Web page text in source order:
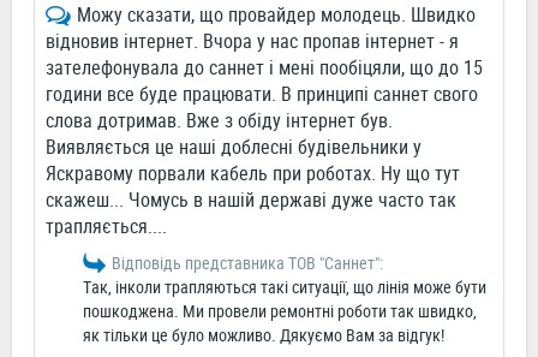
Можу сказати, що провайдер молодець. Швидко
відновив інтернет. Вчора у нас пропав інтернет - я
зателефонувала до саннет і мені пообіцяли, що до 15
години все буде працювати. В принципі саннет свого
слова дотримав. Вже з обіду інтернет був.
Виявляється це наші доблесні будівельники у
Яскравому порвали кабель при роботах. Ну що тут
скажеш... Чомусь в нашій державі дуже часто так
трапляється....
Відповідь представника ТОВ "Саннет":
Так, інколи трапляються такі ситуації, що лінія може бути
пошкоджена. Ми провели ремонтні роботи так швидко,
як тільки це було можливо. Дякуємо Вам за відгук!